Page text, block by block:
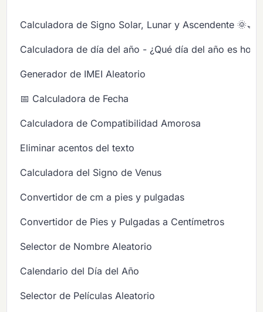
Calculadora de Signo Solar, Lunar y Ascendente
Calculadora de día del año - ¿Qué día del año es hoy?
Generador de IMEI Aleatorio
📅 Calculadora de Fecha
Calculadora de Compatibilidad Amorosa
Eliminar acentos del texto
Calculadora del Signo de Venus
Convertidor de cm a pies y pulgadas
Convertidor de Pies y Pulgadas a Centímetros
Selector de Nombre Aleatorio
Calendario del Día del Año
Selector de Películas Aleatorio